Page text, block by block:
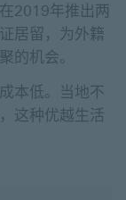
2019年推出两
居留，为外籍
的机会。
本低。当地不
这种优越生活